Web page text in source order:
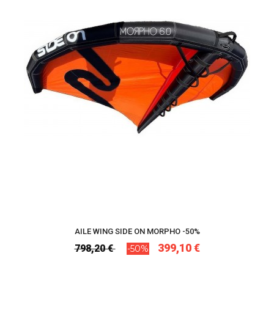
AILE WING SIDE ON MORPHO -50%
798,20 € -50% 399,10 €